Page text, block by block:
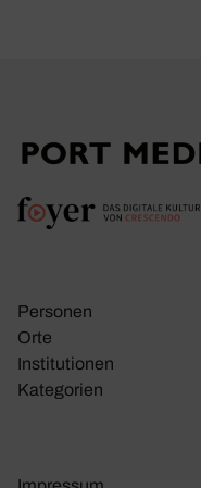
Personen
Orte
Insti­tu­tionen
Kate­go­rien